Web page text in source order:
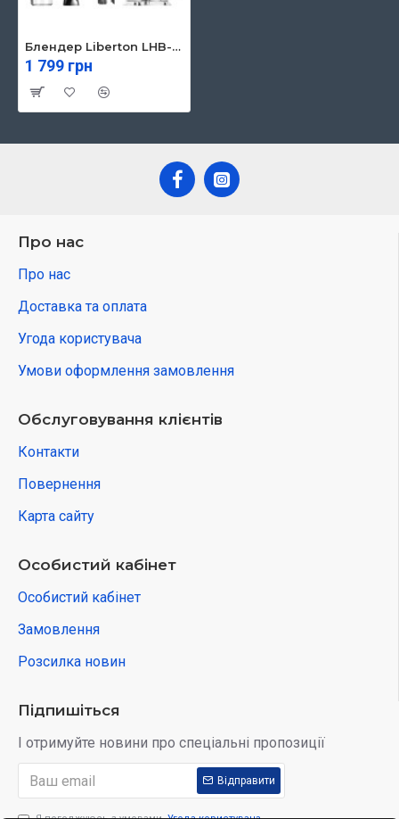
Блендер Liberton LHB-0308
1 799 грн
Про нас
Про нас
Доставка та оплата
Угода користувача
Умови оформлення замовлення
Обслуговування клієнтів
Контакти
Повернення
Карта сайту
Особистий кабінет
Особистий кабінет
Замовлення
Розсилка новин
Підпишіться
І отримуйте новини про спеціальні пропозиції
Відправити